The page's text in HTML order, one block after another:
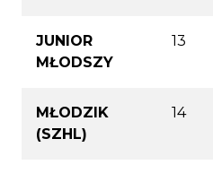
JUNIOR
MŁODSZY
13
MŁODZIK
(SZHL)
14